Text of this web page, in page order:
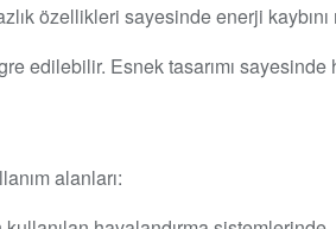
özellikleri sayesinde enerji
edilebilir. Esnek tasarımı
alanları: